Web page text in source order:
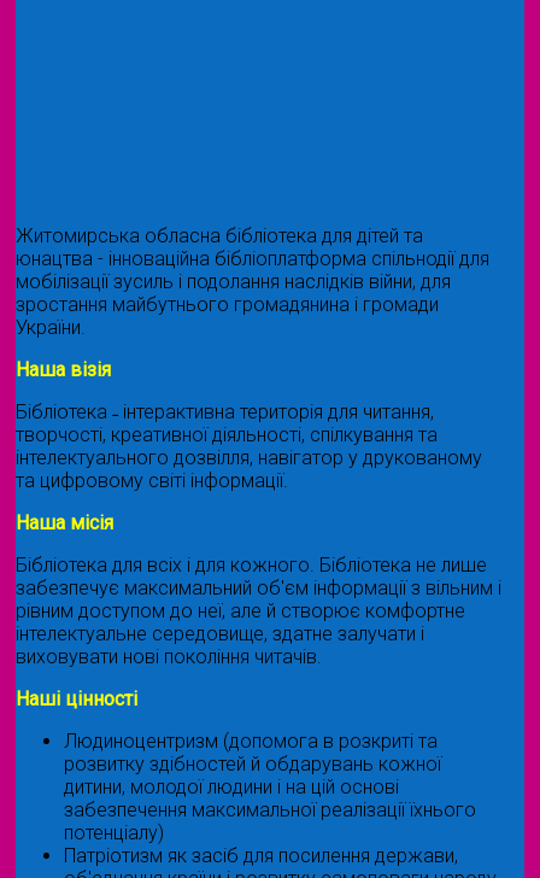
Житомирська обласна бібліотека для дітей та
юнацтва - інноваційна бібліоплатформа спільнодії для
мобілізації зусиль і подолання наслідків війни, для
зростання майбутнього громадянина і громади
України.
Наша візія
Бібліотека ˗ інтерактивна територія для читання,
творчості, креативної діяльності, спілкування та
інтелектуального дозвілля, навігатор у друкованому
та цифровому світі інформації.
Наша місія
Бібліотека для всіх і для кожного. Бібліотека не лише
забезпечує максимальний об'єм інформації з вільним і
рівним доступом до неї, але й створює комфортне
інтелектуальне середовище, здатне залучати і
виховувати нові покоління читачів.
Наші цінності
Людиноцентризм (допомога в розкриті та
розвитку здібностей й обдарувань кожної
дитини, молодої людини і на цій основі
забезпечення максимальної реалізації їхнього
потенціалу)
Патріотизм як засіб для посилення держави,